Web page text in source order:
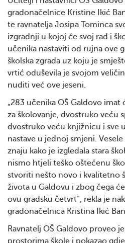
gradonačelnice Kristine Ikić
te ravnatelja Josipa Tominca
izgradnji u kojoj će svoj rad i
učenika nastaviti od rujna ove
školska zgrada uz koju je
vrtić oduševila je svojom
nuditi već ove jeseni.
„283 učenika OŠ Galdovo
za školovanje, dvostruko veću
dvostruko veću knjižnicu i sve
nastave u jednoj smjeni.
znaju kako je izgledala stara
nismo htjeli teško oštećenu
stvoriti nešto novo i kvalitetno
života u Galdovu i zbog čega
ovu gradsku četvrt“, rekla je
gradonačelnica Kristina Ikić
Ravnatelj OŠ Galdovo proveo
prostorima škole i pokazao